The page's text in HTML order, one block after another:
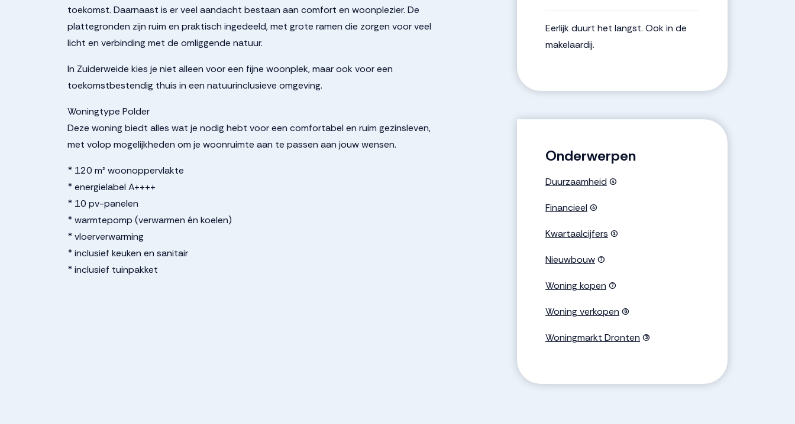
toekomst. Daarnaast is er veel aandacht bestaan aan comfort en woonplezier. De
plattegronden zijn ruim en praktisch ingedeeld, met grote ramen die zorgen voor veel
licht en verbinding met de omliggende natuur.
In Zuiderweide kies je niet alleen voor een fijne woonplek, maar ook voor een
toekomstbestendig thuis in een natuurinclusieve omgeving.
Woningtype Polder
Deze woning biedt alles wat je nodig hebt voor een comfortabel en ruim gezinsleven,
met volop mogelijkheden om je woonruimte aan te passen aan jouw wensen.
* 120 m² woonoppervlakte
* energielabel A++++
* 10 pv-panelen
* warmtepomp (verwarmen én koelen)
* vloerverwarming
* inclusief keuken en sanitair
* inclusief tuinpakket
Eerlijk duurt het langst. Ook in de
makelaardij.
Onderwerpen
Duurzaamheid (4)
Financieel (4)
Kwartaalcijfers (1)
Nieuwbouw(7)
Woning kopen (7)
Woning verkopen (6)
Woningmarkt Dronten (3)